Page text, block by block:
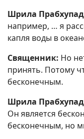
Шрила
например, … я
капля воды в
Священник: Но
принять. Потому
бесконечным.
Шрила
Он является
бесконечным, но